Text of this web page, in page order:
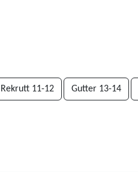
Rekrutt 11-12 Gutter 13-14